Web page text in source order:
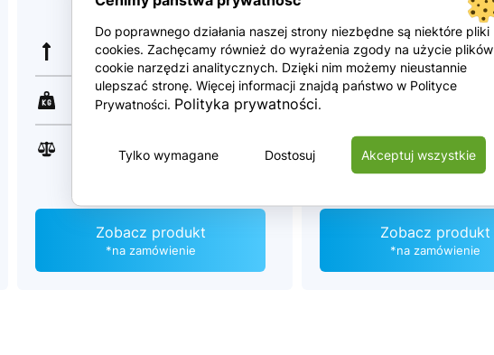
58.6 m
230/450 kg
27900 kg
Zobacz produkt
*na zamówienie
69.6 m
35400 kg
Zobacz produkt
*na zamówienie
Do poprawnego działania naszej strony niezbędne są niektóre pliki
cookies. Zachęcamy również do wyrażenia zgody na użycie plików
cookie narzędzi analitycznych. Dzięki nim możemy nieustannie
ulepszać stronę. Więcej informacji znajdą państwo w Polityce
Prywatności. Polityka prywatności.
Dostosuj
Tylko wymagane Akceptuj wszystkie